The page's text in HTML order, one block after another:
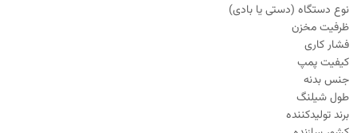
نوع دستگاه (دستی یا بادی)
ظرفیت مخزن
فشار کاری
کیفیت پمپ
جنس بدنه
طول شیلنگ
برند تولیدکننده